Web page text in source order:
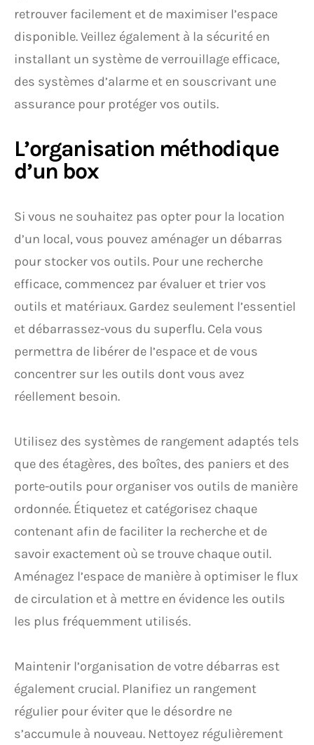
retrouver facilement et de maximiser l’espace
disponible. Veillez également à la sécurité en
installant un système de verrouillage efficace,
des systèmes d’alarme et en souscrivant une
assurance pour protéger vos outils.
L’organisation méthodique
d’un box
Si vous ne souhaitez pas opter pour la location
d’un local, vous pouvez aménager un débarras
pour stocker vos outils. Pour une recherche
efficace, commencez par évaluer et trier vos
outils et matériaux. Gardez seulement l’essentiel
et débarrassez-vous du superflu. Cela vous
permettra de libérer de l’espace et de vous
concentrer sur les outils dont vous avez
réellement besoin.
Utilisez des systèmes de rangement adaptés tels
que des étagères, des boîtes, des paniers et des
porte-outils pour organiser vos outils de manière
ordonnée. Étiquetez et catégorisez chaque
contenant afin de faciliter la recherche et de
savoir exactement où se trouve chaque outil.
Aménagez l’espace de manière à optimiser le flux
de circulation et à mettre en évidence les outils
les plus fréquemment utilisés.
Maintenir l’organisation de votre débarras est
également crucial. Planifiez un rangement
régulier pour éviter que le désordre ne
s’accumule à nouveau. Nettoyez régulièrement